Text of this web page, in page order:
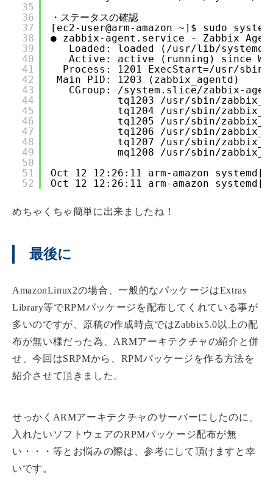
35
36
37
38
39
40
41
42
43
44
45
46
47
48
49
50
51
52
・ステータスの確認
[ec2-user@arm-amazon ~]$ sudo
● zabbix-agent.service - Zabbix
Loaded: loaded (/usr/lib/
Active: active (running) since
Process: 1201 ExecStart=/usr/sbin/
Main PID: 1203 (zabbix_agentd)
CGroup: /system.slice/zabbix-
tq1203 /usr/sbin/
tq1204 /usr/sbin/
tq1205 /usr/sbin/
tq1206 /usr/sbin/
tq1207 /usr/sbin/
mq1208 /usr/sbin/
Oct 12 12:26:11 arm-amazon
Oct 12 12:26:11 arm-amazon
めちゃくちゃ簡単に出来ましたね！
最後に
AmazonLinux2の場合、一般的なパッケージはExtras
Library等でRPMパッケージを配布してくれている事が
多いのですが、原稿の作成時点ではZabbix5.0以上の配
布が無い様だった為、ARMアーキテクチャの紹介と併
せ、今回はSRPMから、RPMパッケージを作る方法を
紹介させて頂きました。
せっかくARMアーキテクチャのサーバーにしたのに、
入れたいソフトウェアのRPMパッケージ配布が無
い・・・等とお悩みの際は、参考にして頂けますと幸
いです。